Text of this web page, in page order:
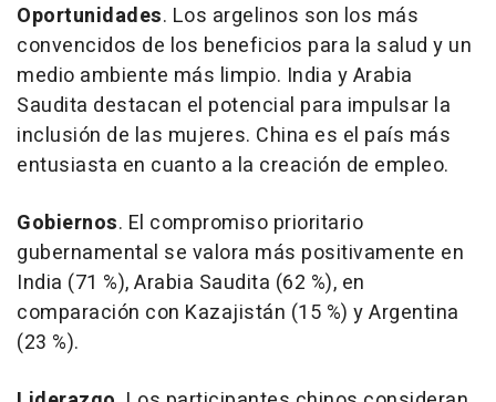
Oportunidades. Los argelinos son los más
convencidos de los beneficios para la salud y un
medio ambiente más limpio. India y Arabia
Saudita destacan el potencial para impulsar la
inclusión de las mujeres. China es el país más
entusiasta en cuanto a la creación de empleo.
Gobiernos. El compromiso prioritario
gubernamental se valora más positivamente en
India (71 %), Arabia Saudita (62 %), en
comparación con Kazajistán (15 %) y Argentina
(23 %).